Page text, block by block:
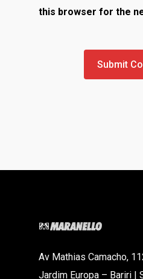
this browser for the
Av Mathias Camacho,
Jardim Europa – Bariri |